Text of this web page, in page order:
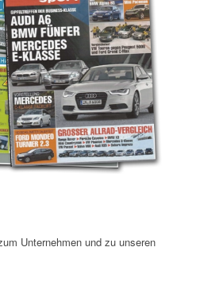
Unternehmen und zu unseren